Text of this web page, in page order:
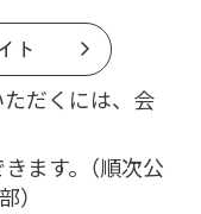
ト
だくには、会
ます。（順次公
）